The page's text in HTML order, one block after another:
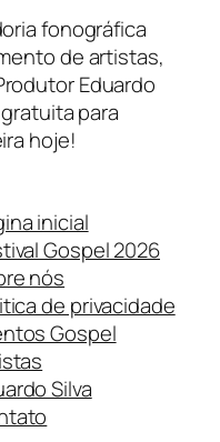
fonográfica
de artistas,
Eduardo
para
hoje!
inicial
Gospel 2026
nós
de privacidade
Gospel
Silva